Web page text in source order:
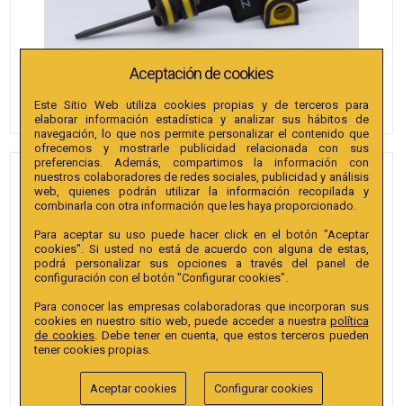
PUNTAS BIANDITZ PLANA 4 X
0.5 X 75MM 1/4" EXTRA 1U.
Referencia:240081
Colección:Punta Recta 75mm 1/4" Extra.
EAN13:
Aceptación de cookies
Este Sitio Web utiliza cookies propias y de terceros para
elaborar información estadística y analizar sus hábitos de
navegación, lo que nos permite personalizar el contenido que
ofrecemos y mostrarle publicidad relacionada con sus
preferencias. Además, compartimos la información con
nuestros colaboradores de redes sociales, publicidad y análisis
web, quienes podrán utilizar la información recopilada y
combinarla con otra información que les haya proporcionado.
Para aceptar su uso puede hacer click en el botón "Aceptar
cookies". Si usted no está de acuerdo con alguna de estas,
podrá personalizar sus opciones a través del panel de
configuración con el botón "Configurar cookies".
Para conocer las empresas colaboradoras que incorporan sus
cookies en nuestro sitio web, puede acceder a nuestra política
de cookies . Debe tener en cuenta, que estos terceros pueden
tener cookies propias.
Aceptar cookies Configurar cookies